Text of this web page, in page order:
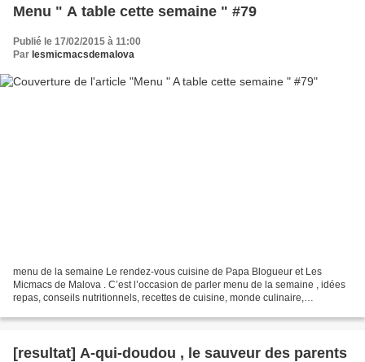
Menu " A table cette semaine " #79
Publié le 17/02/2015 à 11:00
Par lesmicmacsdemalova
menu de la semaine Le rendez-vous cuisine de Papa Blogueur et Les
Micmacs de Malova . C’est l’occasion de parler menu de la semaine , idées
repas, conseils nutritionnels, recettes de cuisine, monde culinaire,
[resultat] A-qui-doudou , le sauveur des parents